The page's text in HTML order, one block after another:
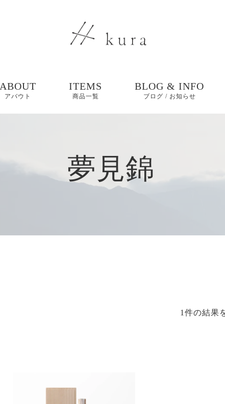
ABOUT
アバウト
ITEMS
商品一覧
BLOG & INFO
ブログ / お知らせ
夢見錦
1件の結果